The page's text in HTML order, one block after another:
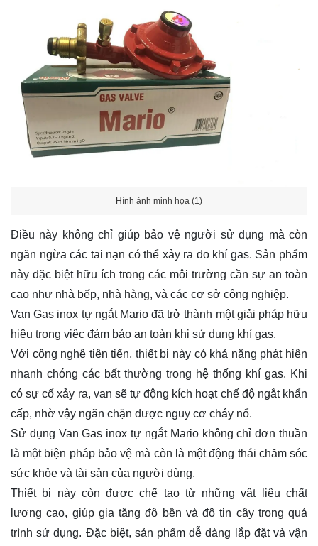
Hình ảnh minh họa (1)
Điều này không chỉ giúp bảo vệ người sử dụng mà còn
ngăn ngừa các tai nạn có thể xảy ra do khí gas. Sản phẩm
này đặc biệt hữu ích trong các môi trường cần sự an toàn
cao như nhà bếp, nhà hàng, và các cơ sở công nghiệp.
Van Gas inox tự ngắt Mario đã trở thành một giải pháp hữu
hiệu trong việc đảm bảo an toàn khi sử dụng khí gas.
Với công nghệ tiên tiến, thiết bị này có khả năng phát hiện
nhanh chóng các bất thường trong hệ thống khí gas. Khi
có sự cố xảy ra, van sẽ tự động kích hoạt chế độ ngắt khẩn
cấp, nhờ vậy ngăn chặn được nguy cơ cháy nổ.
Sử dụng Van Gas inox tự ngắt Mario không chỉ đơn thuần
là một biện pháp bảo vệ mà còn là một động thái chăm sóc
sức khỏe và tài sản của người dùng.
Thiết bị này còn được chế tạo từ những vật liệu chất
lượng cao, giúp gia tăng độ bền và độ tin cậy trong quá
trình sử dụng. Đặc biệt, sản phẩm dễ dàng lắp đặt và vận